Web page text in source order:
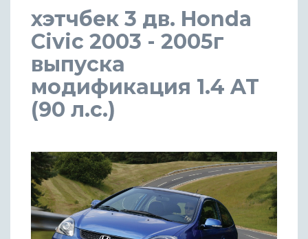
хэтчбек 3 дв. Honda
Civic 2003 - 2005г
выпуска
модификация 1.4 AT
(90 л.с.)